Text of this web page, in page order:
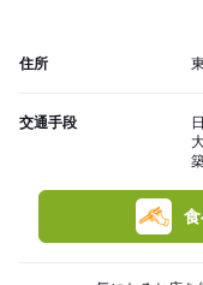
住所
交通手段